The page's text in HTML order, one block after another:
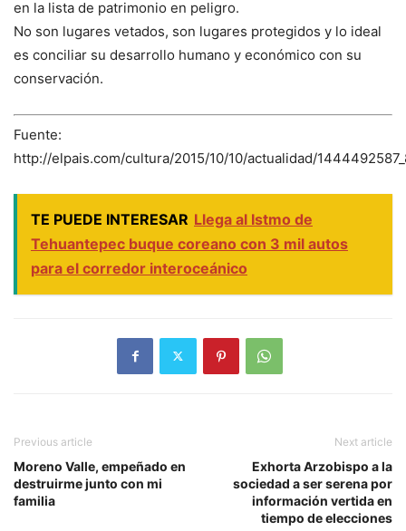
en la lista de patrimonio en peligro.
No son lugares vetados, son lugares protegidos y lo ideal
es conciliar su desarrollo humano y económico con su
conservación.
Fuente:
http://elpais.com/cultura/2015/10/10/actualidad/
TE PUEDE INTERESAR Llega al Istmo de
Tehuantepec buque coreano con 3 mil autos
para el corredor interoceánico
Previous article
Moreno Valle, empeñado en
destruirme junto con mi
familia
Next article
Exhorta Arzobispo a la
sociedad a ser serena por
información vertida en
tiempo de elecciones